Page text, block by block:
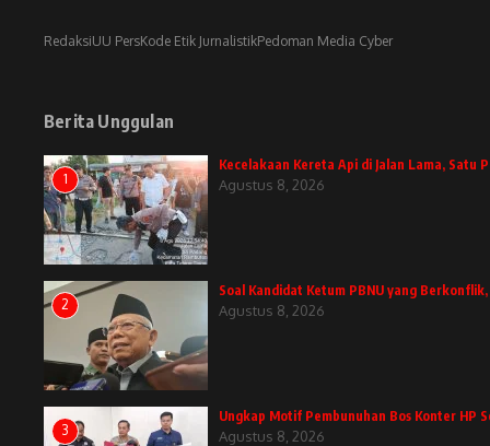
RedaksiUU PersKode Etik JurnalistikPedoman Media Cyber
Berita Unggulan
1
Kecelakaan Kereta Api di Jalan Lama, Satu
Agustus 8, 2026
2
Soal Kandidat Ketum PBNU yang
Agustus 8, 2026
3
Ungkap Motif Pembunuhan Bos Konter HP
Agustus 8, 2026